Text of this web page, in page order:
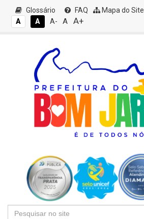
Glossário FAQ Mapa do Site
A
A A- A A+